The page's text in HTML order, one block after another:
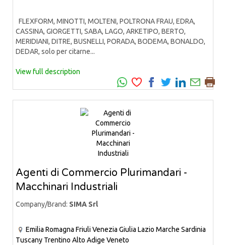
FLEXFORM, MINOTTI, MOLTENI, POLTRONA FRAU, EDRA,
CASSINA, GIORGETTI, SABA, LAGO, ARKETIPO, BERTO,
MERIDIANI, DITRE, BUSNELLI, PORADA, BODEMA, BONALDO,
DEDAR, solo per citarne...
View full description
Agenti di Commercio Plurimandari -
Macchinari Industriali
Company/Brand: SIMA Srl
Emilia Romagna Friuli Venezia Giulia Lazio Marche Sardinia
Tuscany Trentino Alto Adige Veneto